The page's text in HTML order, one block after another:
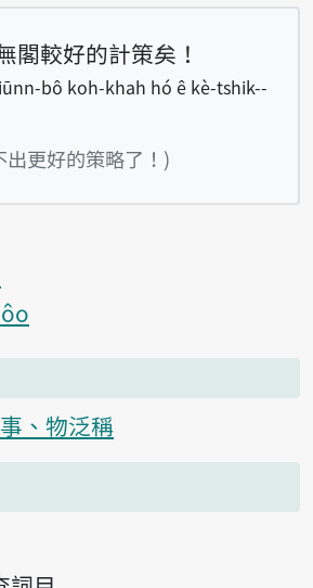
閣較好的計策矣！
bô koh-khah hó ê kè-tshik--
句Guá í-king siūnn-bô koh-
出更好的策略了！)
、物泛稱